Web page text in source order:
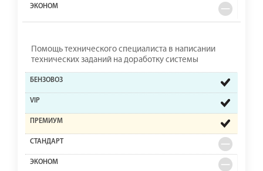
Помощь технического специалиста в написании
технических заданий на доработку системы